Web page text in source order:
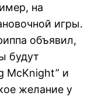
на
игры.
объявил,
будут
McKnight” и
желание у